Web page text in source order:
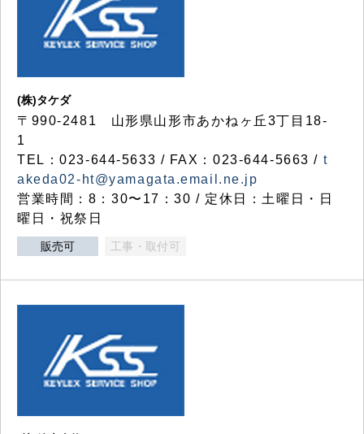
(株)タケダ
〒990-2481 山形県山形市あかねヶ丘3丁目18-
1
TEL：023-644-5633 / FAX：023-644-5663 / t
akeda02-ht@yamagata.email.ne.jp
営業時間：8：30〜17：30 / 定休日：土曜日・日
曜日・祝祭日
販売可 工事・取付可